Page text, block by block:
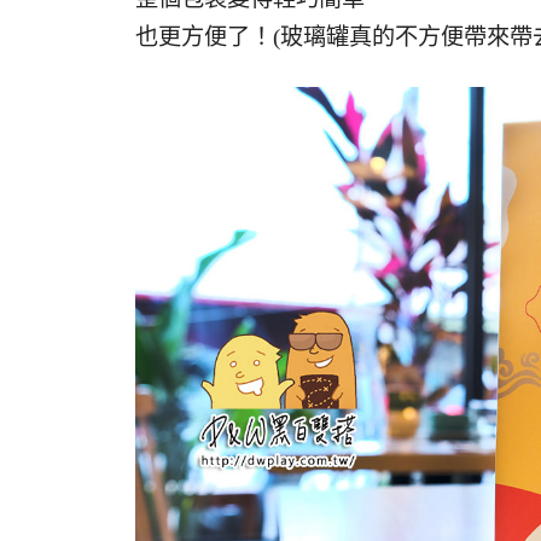
也更方便了！(玻璃罐真的不方便帶來帶